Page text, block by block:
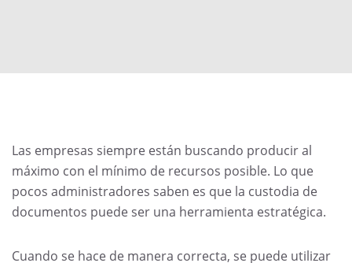
Las empresas siempre están buscando producir al
máximo con el mínimo de recursos posible. Lo que
pocos administradores saben es que la custodia de
documentos puede ser una herramienta estratégica.
Cuando se hace de manera correcta, se puede utilizar